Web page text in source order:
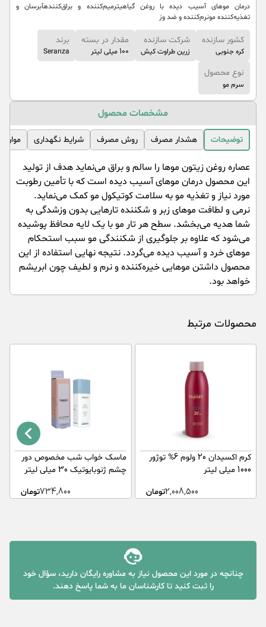
درمان مو‌های آسیب دیده با روغن گیاهیترمیم‌کننده و براق‌کنندهآبرسان و
تغذیه‌کننده مونرم‌کننده و ضد وز
کشور سازنده
کره جنوبی
شرکت سازنده
زرین طراوت کیش
مقدار در بسته
100 میلی لیتر
برند
Seranza
نوع محصول
سرم مو
مشخصات محصول
توضیحات هشدار مصرف روش مصرف شرایط نگهداری
عصاره روغن زیتون مو‌ها را سالم و براق می‌نماید هدف از تولید
این محصول درمان مو‌های آسیب دیده است که با تأمین رطوبت
مورد نیاز و تغذیه مو به سلامت کوتیکول مو کمک می‌نماید.
نرمی و لطافت مو‌های زبر و شکننده تار‌هایی بدون وزشدگی به
شما هدیه می‌بخشد. سطح هر تار مو با یک لایه محافظ پوشیده
می‌شود که علاوه بر جلوگیری از شکنندگی مو سبب استحکام
مو‌های خرد و آسیب دیده می‌گردد. نتیجه نهایی استفاده از این
محصول داشتن مو‌هایی خیره‌کننده و نرم و لطیف چون ابریشم
خواهد بود.
محصولات مرتبط
کرم اکسیدان 20 ولوم 6% توژور
1000 میلی لیتر
2,008,500تومان
ماسک خواب شب مخصوص دور
چشم ژنوبایوتیک 30 میلی لیتر
734,800تومان
چنانچه در مورد این محصول نیاز به مشاوره رایگان دارید، سؤال خود
را ثبت کنید تا کارشناسان ما به شما پاسخ دهند.